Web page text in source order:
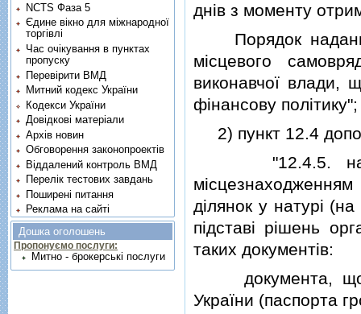
днiв з моменту
Порядок надання
мiсцевого
виконавчої влади,
фiнансову полiтику";
2) пункт 12.4
"12.4.5.
дiлянок у натурi (на
пiдставi рiшень
таких документiв:
документа, що
України (паспорта
NCTS Фаза 5
Єдине вікно для міжнародної
торгівлі
Час очікування в пунктах
пропуску
Перевірити ВМД
Митний кодекс України
Кодекси України
Довідкові матеріали
Архів новин
Обговорення законопроектів
Віддалений контроль ВМД
Перелік тестових завдань
Поширені питання
Реклама на сайті
Дошка оголошень
Пропонуємо послуги:
Митно - брокерські послуги